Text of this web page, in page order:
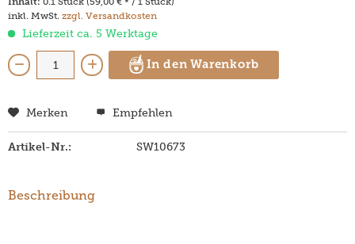
inkl. MwSt. zzgl. Versandkosten
Lieferzeit ca. 5 Werktage
In den Warenkorb
Merken Empfehlen
Artikel-Nr.: SW10673
Beschreibung